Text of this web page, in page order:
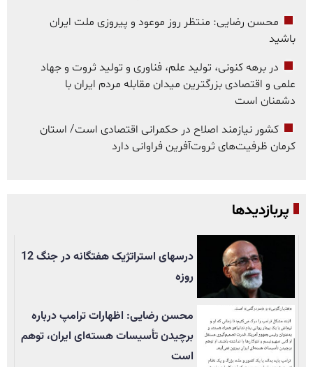
محسن رضایی: منتظر روز موعود و پیروزی ملت ایران
باشید
در برهه کنونی، تولید علم، فناوری و تولید ثروت و جهاد
علمی و اقتصادی بزرگترین میدان مقابله مردم ایران با
دشمنان است
کشور نیازمند اصلاح در حکمرانی اقتصادی است/ استان
کرمان ظرفیت‌های ثروت‌آفرین فراوانی دارد
پربازدیدها
درسهای استراتژیک هفتگانه در جنگ 12
روزه
محسن رضایی: اظهارات ترامپ درباره
برچیدن تأسيسات هسته‌ای ایران، توهم
است